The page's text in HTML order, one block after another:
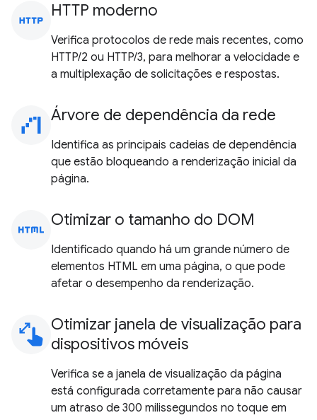
http HTTP moderno
Verifica protocolos de rede mais recentes, como
HTTP/2 ou HTTP/3, para melhorar a velocidade e
a multiplexação de solicitações e respostas.
waterfall_chart Árvore de dependência da rede
Identifica as principais cadeias de dependência
que estão bloqueando a renderização inicial da
página.
html Otimizar o tamanho do DOM
Identificado quando há um grande número de
elementos HTML em uma página, o que pode
afetar o desempenho da renderização.
pinch Otimizar janela de visualização para
dispositivos móveis
Verifica se a janela de visualização da página
está configurada corretamente para não causar
um atraso de 300 milissegundos no toque em